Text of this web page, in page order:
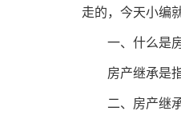
走的，今天小编
一、什么是
房产继承是
二、房产继